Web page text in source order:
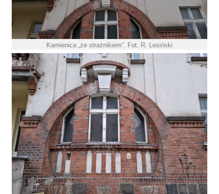
Kamienica „ze strażnikiem”. Fot. R. Lesiński